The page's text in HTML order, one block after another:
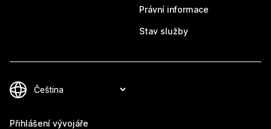
Právní informace
Stav služby
Přihlášení vývojáře